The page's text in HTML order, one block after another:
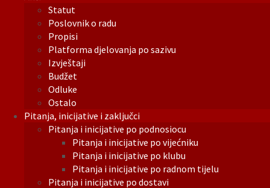
Statut
Poslovnik o radu
Propisi
Platforma djelovanja po sazivu
Izvještaji
Budžet
Odluke
Ostalo
Pitanja, inicijative i zaključci
Pitanja i inicijative po podnosiocu
Pitanja i inicijative po vijećniku
Pitanja i inicijative po klubu
Pitanja i inicijative po radnom tijelu
Pitanja i inicijative po dostavi